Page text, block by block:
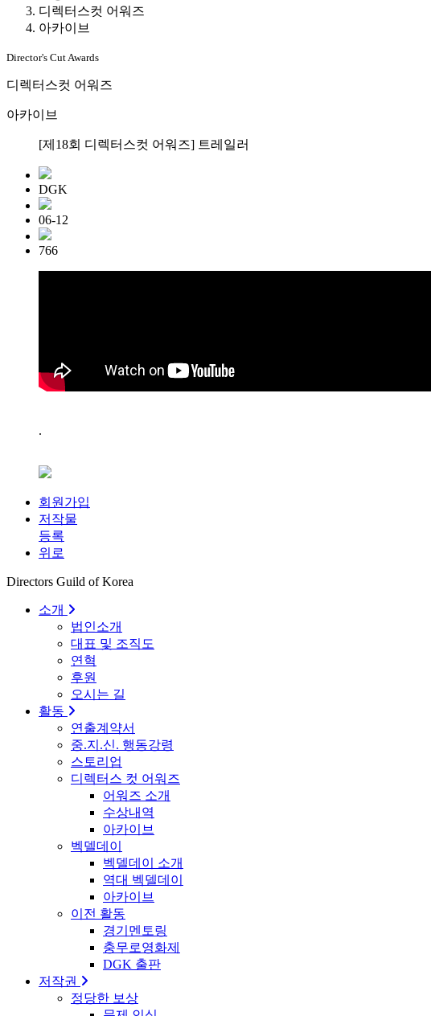
디렉터스컷 어워즈
아카이브
Director's Cut Awards
디렉터스컷 어워즈
아카이브
[제18회 디렉터스컷 어워즈] 트레일러
DGK
06-12
766
.
회원가입
저작물
등록
위로
Directors Guild of Korea
소개
법인소개
대표 및 조직도
연혁
후원
오시는 길
활동
연출계약서
중.지.신. 행동강령
스토리업
디렉터스 컷 어워즈
어워즈 소개
수상내역
아카이브
벡델데이
벡델데이 소개
역대 벡델데이
아카이브
이전 활동
경기멘토링
충무로영화제
DGK 출판
저작권
정당한 보상